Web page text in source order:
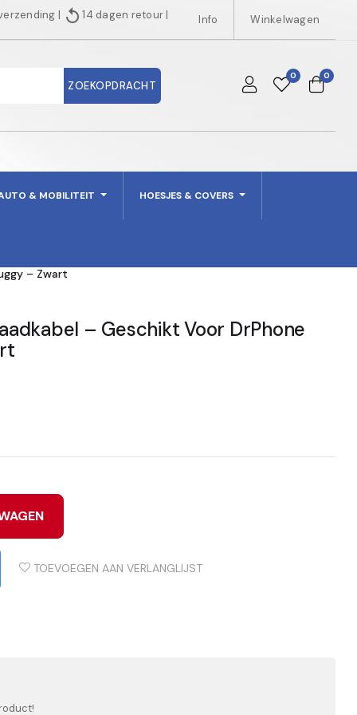
| replay14 dagen retour | Info Winkelwagen
ZOEKOPDRACHT
0 0
& MOBILITEIT HOESJES & COVERS
– Zwart
– Geschikt Voor DrPhone
TOEVOEGEN AAN VERLANGLIJST